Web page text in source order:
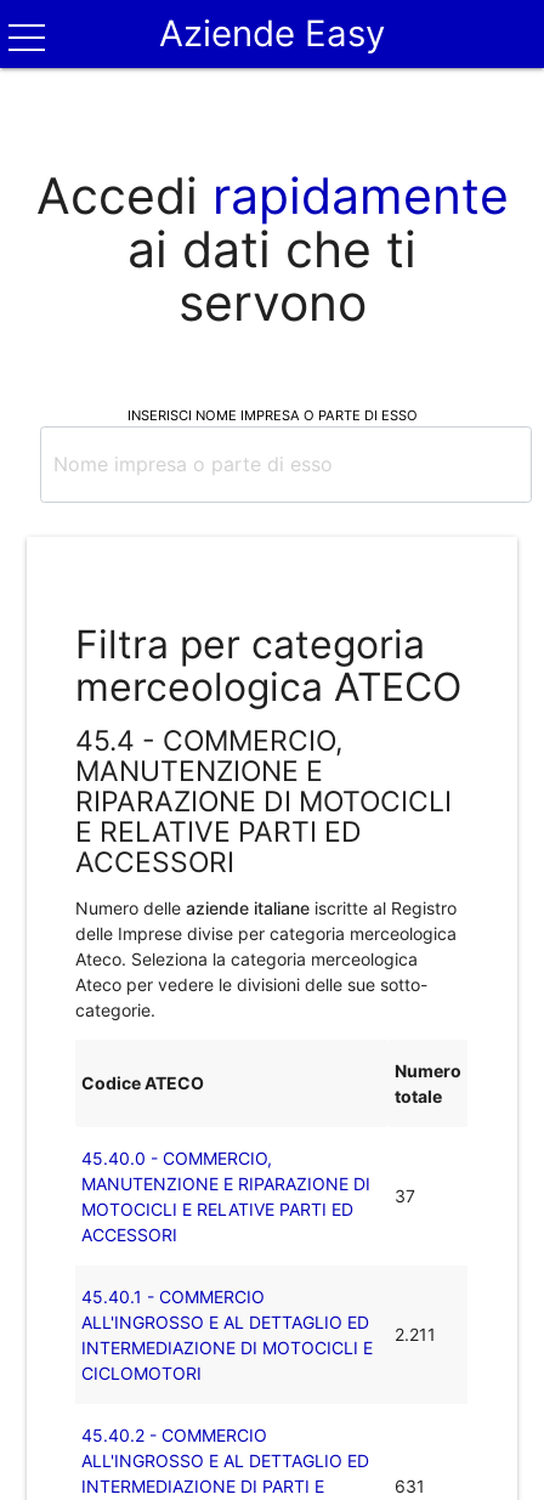
Aziende Easy
Accedi rapidamente
ai dati che ti
servono
INSERISCI NOME IMPRESA O PARTE DI ESSO
Filtra per categoria
merceologica ATECO
45.4 - COMMERCIO,
MANUTENZIONE E
RIPARAZIONE DI MOTOCICLI
E RELATIVE PARTI ED
ACCESSORI
Numero delleaziende italiane iscritte al Registro
delle Imprese divise per categoria merceologica
Ateco. Seleziona la categoria merceologica
Ateco per vedere le divisioni delle sue sotto-
categorie.
Codice ATECO
Numero
totale
45.40.0 - COMMERCIO,
MANUTENZIONE E RIPARAZIONE DI
MOTOCICLI E RELATIVE PARTI ED
ACCESSORI
37
45.40.1 - COMMERCIO
ALL'INGROSSO E AL DETTAGLIO ED
INTERMEDIAZIONE DI MOTOCICLI E
CICLOMOTORI
2.211
45.40.2 - COMMERCIO
ALL'INGROSSO E AL DETTAGLIO ED
INTERMEDIAZIONE DI PARTI E
631